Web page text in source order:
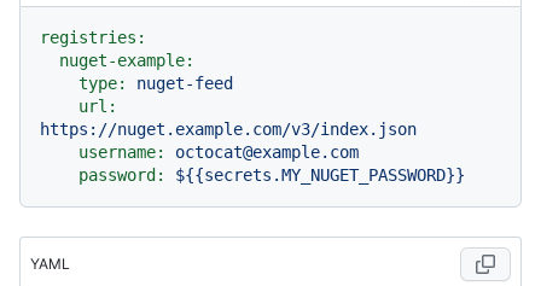
registries:
nuget-example:
type:
nuget-feed
url:
https://nuget.example.com/v3/index.json
username:
octocat@example.com
password:
${{secrets.MY_NUGET_PASSWORD}}
YAML